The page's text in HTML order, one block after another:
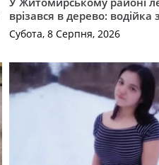
врізався в дерево: водійка
Субота, 8 Серпня, 2026